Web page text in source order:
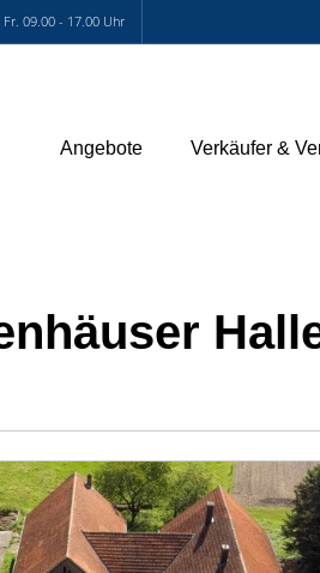
Fr. 09.00 - 17.00 Uhr
Angebote Verkäufer &